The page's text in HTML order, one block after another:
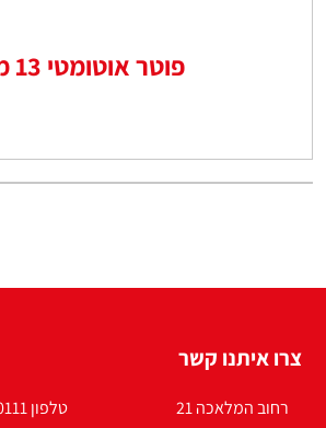
פוטר אוטומטי 13 ממ
צרו איתנו קשר
רחוב המלאכה 21
טלפון 09-3740111